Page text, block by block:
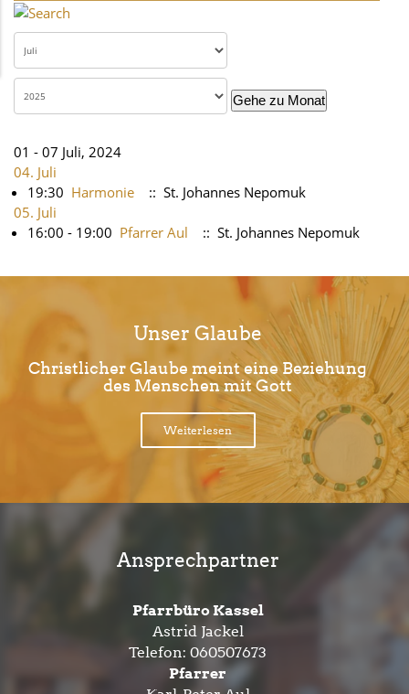
Gehe zu Monat
01 - 07 Juli, 2024
04. Juli
19:30 Harmonie
:: St. Johannes Nepomuk
05. Juli
16:00 - 19:00 Pfarrer Aul :: St. Johannes Nepomuk
Unser Glaube
Christlicher Glaube meint eine Beziehung
des Menschen mit Gott
Weiterlesen
Ansprechpartner
Pfarrbüro Kassel
Astrid Jackel
Telefon: 060507673
Pfarrer